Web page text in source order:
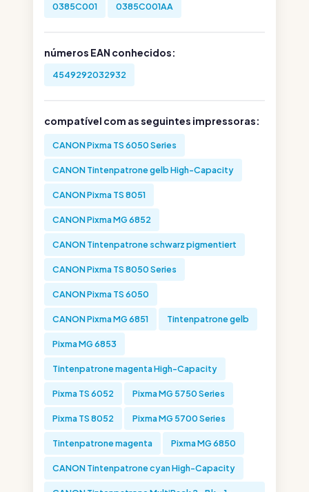
0385C001 0385C001AA
números EAN conhecidos:
4549292032932
compatível com as seguintes impressoras:
CANON Pixma TS 6050 Series
CANON Tintenpatrone gelb High-Capacity
CANON Pixma TS 8051
CANON Pixma MG 6852
CANON Tintenpatrone schwarz pigmentiert
CANON Pixma TS 8050 Series
CANON Pixma TS 6050
CANON Pixma MG 6851 Tintenpatrone gelb
Pixma MG 6853
Tintenpatrone magenta High-Capacity
Pixma TS 6052 Pixma MG 5750 Series
Pixma TS 8052 Pixma MG 5700 Series
Tintenpatrone magenta Pixma MG 6850
CANON Tintenpatrone cyan High-Capacity